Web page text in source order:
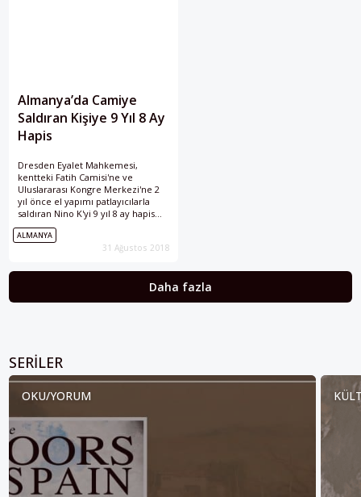
Almanya’da Camiye
Saldıran Kişiye 9 Yıl 8 Ay
Hapis
Dresden Eyalet Mahkemesi,
kentteki Fatih Camisi'ne ve
Uluslararası Kongre Merkezi'ne 2
yıl önce el yapımı patlayıcılarla
saldıran Nino K'yi 9 yıl 8 ay hapis
cezasına çarptırdı.
ALMANYA
31 Ağustos 2018
Daha fazla
SERILER
OKU/YORUM